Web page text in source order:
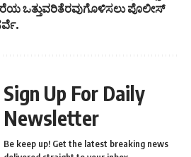
ಒತ್ತುವರಿತೆರವುಗೊಳಿಸಲು ಪೊಲೀಸ್
Sign Up For Daily
Newsletter
Be keep up! Get the latest breaking news